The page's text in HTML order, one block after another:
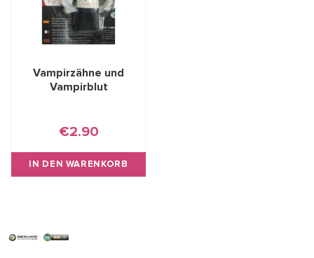
Vampirzähne und
Vampirblut
€2.90
IN DEN WARENKORB